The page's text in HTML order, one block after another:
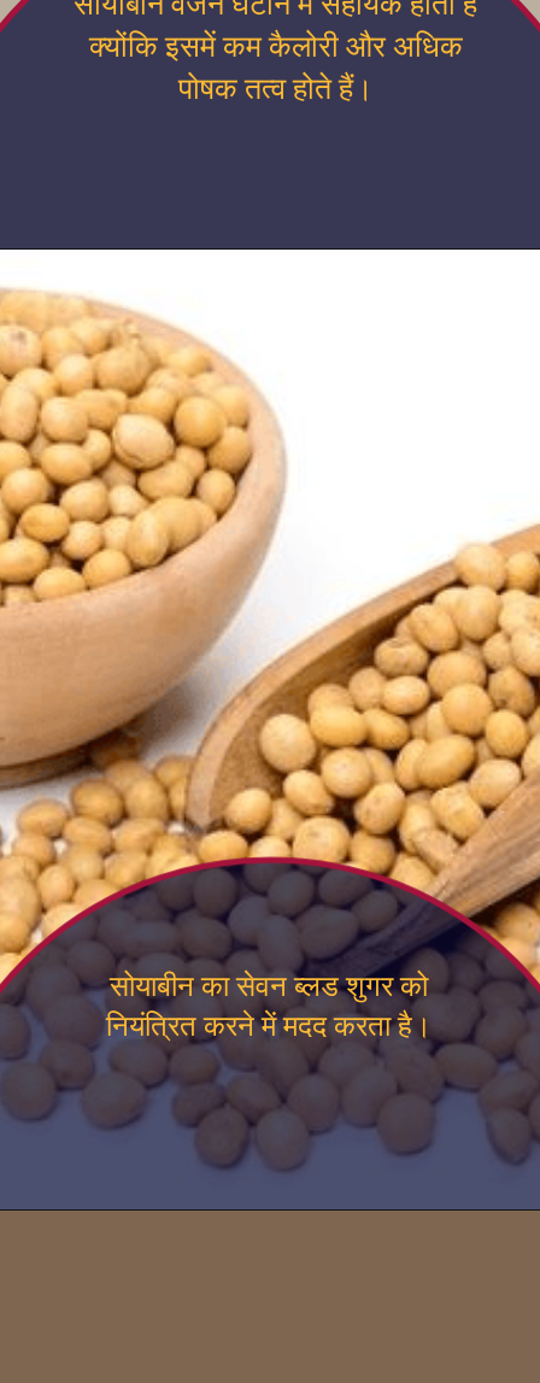
क्योंकि इसमें कम कैलोरी और अधिक
पोषक तत्व होते हैं।
सोयाबीन का सेवन ब्लड शुगर को
नियंत्रित करने में मदद करता है।